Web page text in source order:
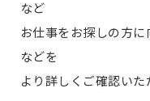
など
お仕事をお探しの方
などを
より詳しくご確認いた